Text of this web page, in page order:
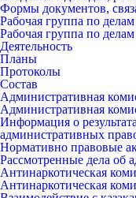
Формы документов,
Рабочая группа по
Рабочая группа по
Деятельность
Планы
Протоколы
Состав
Административная
Административная
Информация о
административных
Нормативно правовые
Рассмотренные дела об
Антинаркотическая
Антинаркотическая